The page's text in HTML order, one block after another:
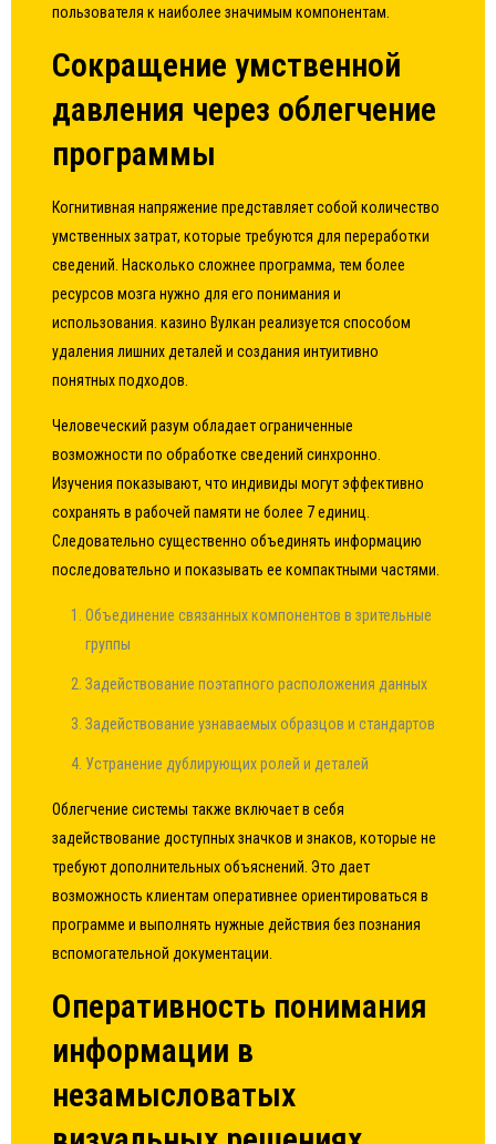
пользователя к наиболее значимым компонентам.
Сокращение умственной
давления через облегчение
программы
Когнитивная напряжение представляет собой количество
умственных затрат, которые требуются для переработки
сведений. Насколько сложнее программа, тем более
ресурсов мозга нужно для его понимания и
использования. казино Вулкан реализуется способом
удаления лишних деталей и создания интуитивно
понятных подходов.
Человеческий разум обладает ограниченные
возможности по обработке сведений синхронно.
Изучения показывают, что индивиды могут эффективно
сохранять в рабочей памяти не более 7 единиц.
Следовательно существенно объединять информацию
последовательно и показывать ее компактными частями.
Объединение связанных компонентов в зрительные
группы
Задействование поэтапного расположения данных
Задействование узнаваемых образцов и стандартов
Устранение дублирующих ролей и деталей
Облегчение системы также включает в себя
задействование доступных значков и знаков, которые не
требуют дополнительных объяснений. Это дает
возможность клиентам оперативнее ориентироваться в
программе и выполнять нужные действия без познания
вспомогательной документации.
Оперативность понимания
информации в
незамысловатых